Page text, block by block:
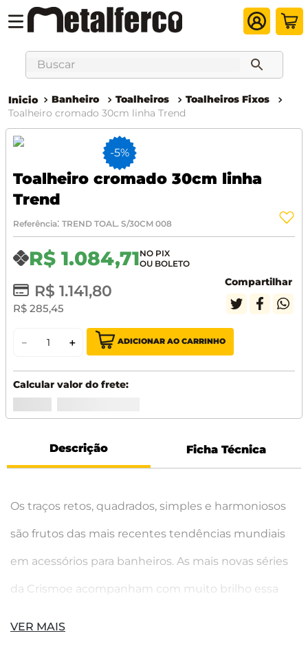
Buscar
Banheiro Toalheiros
Toalheiros Fixos
Toalheiro cromado 30cm linha Trend
-5%
Toalheiro cromado 30cm linha
Trend
Referência: TREND TOAL. S/30CM 008
R$ 1.084,71
R$ 1.141,80
R$ 285,45
Compartilhar
＋
－ ADICIONAR AO CARRINHO
Descrição Ficha Técnica
Os traços retos, quadrados, simples e harmoniosos
são frutos das mais recentes tendências mundiais
em acessórios para banheiros. As mais novas séries
da Crismoe acompanham com muito brilho essa
VER MAIS